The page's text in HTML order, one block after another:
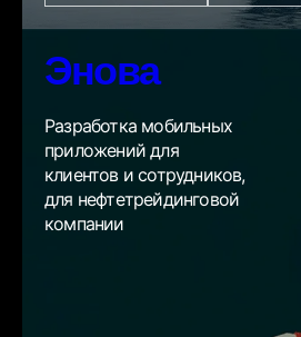
Энова
Разработка мобильных
приложений для
клиентов и сотрудников,
для нефтетрейдинговой
компании